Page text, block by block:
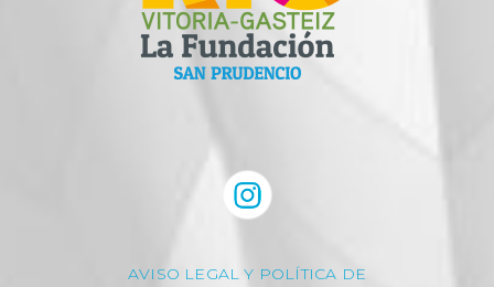
AVISO LEGAL Y POLÍTICA DE